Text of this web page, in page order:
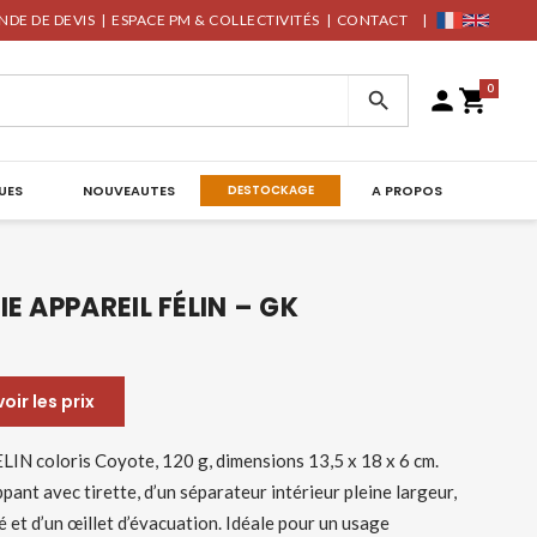
DE DEVIS | ESPACE PM & COLLECTIVITÉS | CONTACT |
 0
NOUVEAUTES DESTOCKAGE A PROPOS
APPAREIL FÉLIN – GK
les prix
coloris Coyote, 120 g, dimensions 13,5 x 18 x 6 cm.
avec tirette, d’un séparateur intérieur pleine largeur,
et d’un œillet d’évacuation. Idéale pour un usage